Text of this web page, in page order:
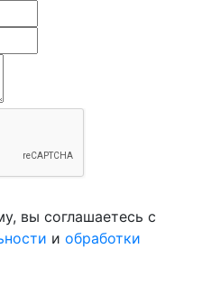
вы соглашаетесь c
и обработки